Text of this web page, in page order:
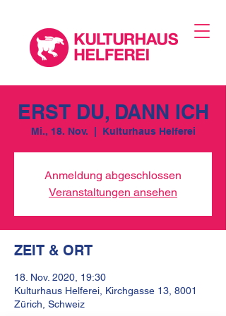
ERST DU, DANN ICH
Mi., 18. Nov. Kulturhaus Helferei
Anmeldung abgeschlossen
Veranstaltungen ansehen
ZEIT & ORT
18. Nov. 2020, 19:30
Kulturhaus Helferei, Kirchgasse 13, 8001
Zürich, Schweiz